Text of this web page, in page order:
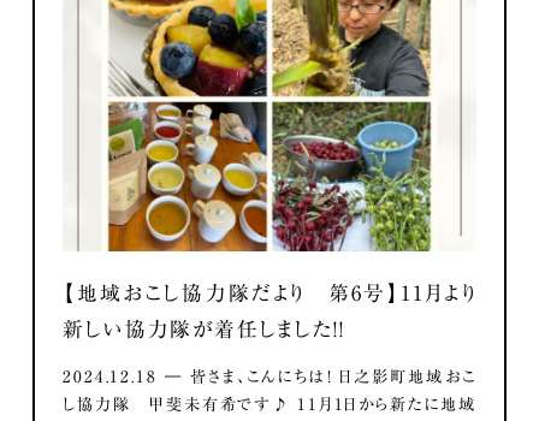
【地域おこし協力隊だより 第6号】11月より
新しい協力隊が着任しました！！
2024.12.18 ― 皆さま、こんにちは！ 日之影町地域おこ
し協力隊 甲斐未有希です♪ 11月1日から新たに地域